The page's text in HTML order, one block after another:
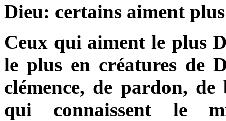
Dieu: certains aiment
Ceux qui aiment le plus
le plus en créatures de
clémence, de pardon,
qui connaissent le